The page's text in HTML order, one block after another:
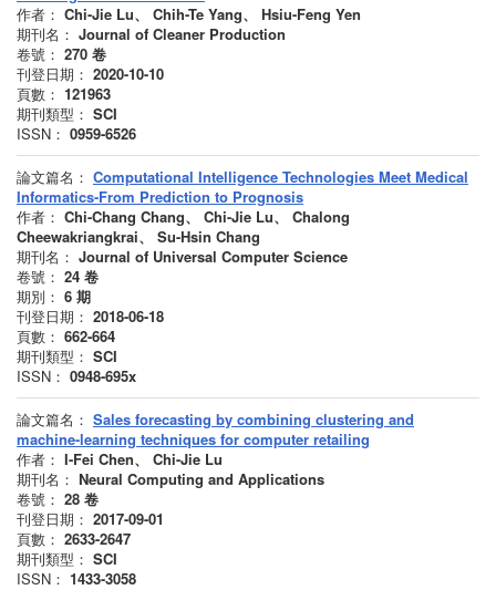
作者： Chi-Jie Lu、 Chih-Te Yang、 Hsiu-Feng Yen
期刊名： Journal of Cleaner Production
卷號： 270 卷
刊登日期： 2020-10-10
頁數： 121963
期刊類型： SCI
ISSN： 0959-6526
論文篇名： Computational Intelligence Technologies Meet Medical
Informatics-From Prediction to Prognosis
作者： Chi-Chang Chang、 Chi-Jie Lu、 Chalong
Cheewakriangkrai、 Su-Hsin Chang
期刊名： Journal of Universal Computer Science
卷號： 24 卷
期別： 6 期
刊登日期： 2018-06-18
頁數： 662-664
期刊類型： SCI
ISSN： 0948-695x
論文篇名： Sales forecasting by combining clustering and
machine-learning techniques for computer retailing
作者： I-Fei Chen、 Chi-Jie Lu
期刊名： Neural Computing and Applications
卷號： 28 卷
刊登日期： 2017-09-01
頁數： 2633-2647
期刊類型： SCI
ISSN： 1433-3058